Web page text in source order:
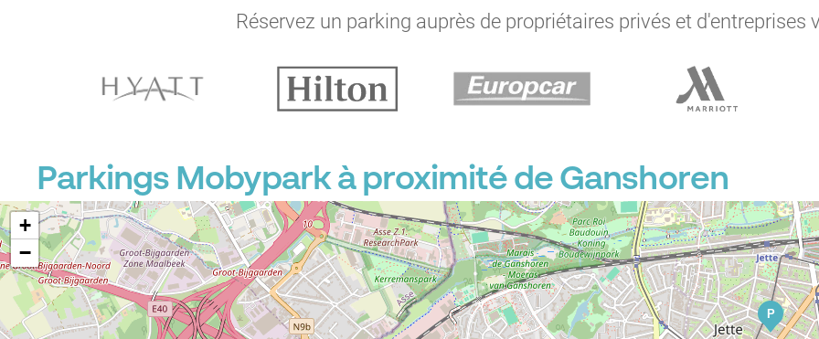
Réservez un parking auprès de propriétaires privés et d'entreprises
Parkings Mobypark à proximité de Ganshoren
P
+
−